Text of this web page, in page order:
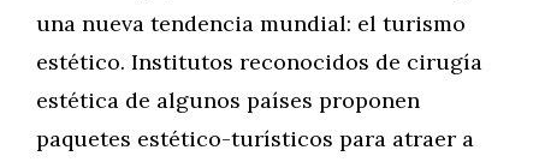
una nueva tendencia mundial: el turismo
estético. Institutos reconocidos de cirugía
estética de algunos países proponen
paquetes estético-turísticos para atraer a